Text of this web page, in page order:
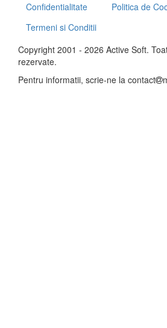
Confidentialitate
Politica de
Termeni si Conditii
Copyright 2001 - 2026 Active Soft.
rezervate.
Pentru informatii, scrie-ne la contact